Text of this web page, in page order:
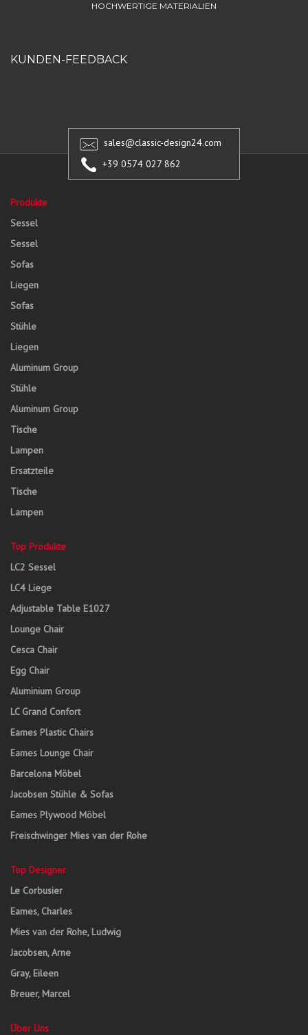
HOCHWERTIGE MATERIALIEN
KUNDEN-FEEDBACK
sales@classic-design24.com
+39 0574 027 862
Produkte
Sessel
Sessel
Sofas
Liegen
Sofas
Stühle
Liegen
Aluminum Group
Stühle
Aluminum Group
Tische
Lampen
Ersatzteile
Tische
Lampen
Top Produkte
LC2 Sessel
LC4 Liege
Adjustable Table E1027
Lounge Chair
Cesca Chair
Egg Chair
Aluminium Group
LC Grand Confort
Eames Plastic Chairs
Eames Lounge Chair
Barcelona Möbel
Jacobsen Stühle & Sofas
Eames Plywood Möbel
Freischwinger Mies van der Rohe
Top Designer
Le Corbusier
Eames, Charles
Mies van der Rohe, Ludwig
Jacobsen, Arne
Gray, Eileen
Breuer, Marcel
Über Uns